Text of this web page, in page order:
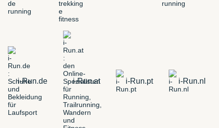
i-Run.de i-Run.at i-Run.pt i-Run.nl